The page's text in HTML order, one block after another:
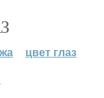
цвет глаз